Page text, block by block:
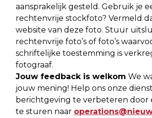
aansprakelijk gesteld. Gebruik je
rechtenvrije stockfoto? Vermeld
website van deze foto. Stuur
rechtenvrije foto’s of foto’s
schriftelijke toestemming is
fotograaf.
Jouw feedback is welkom We
jouw mening! Help ons onze
berichtgeving te verbeteren door
te sturen naar